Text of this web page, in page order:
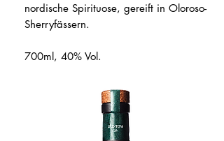
nordische Spirituose, gereift in Oloroso-
Sherryfässern.
700ml, 40% Vol.